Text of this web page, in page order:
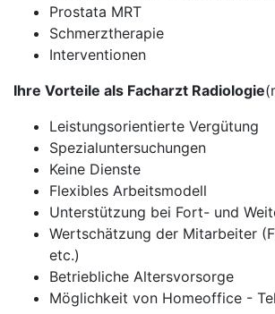
Prostata MRT
Schmerztherapie
Interventionen
Ihre Vorteile als Facharzt Radiologie
Leistungsorientierte Vergütung
Spezialuntersuchungen
Keine Dienste
Flexibles Arbeitsmodell
Unterstützung bei Fort- und
Wertschätzung der Mitarbeiter
etc.)
Betriebliche Altersvorsorge
Möglichkeit von Homeoffice -